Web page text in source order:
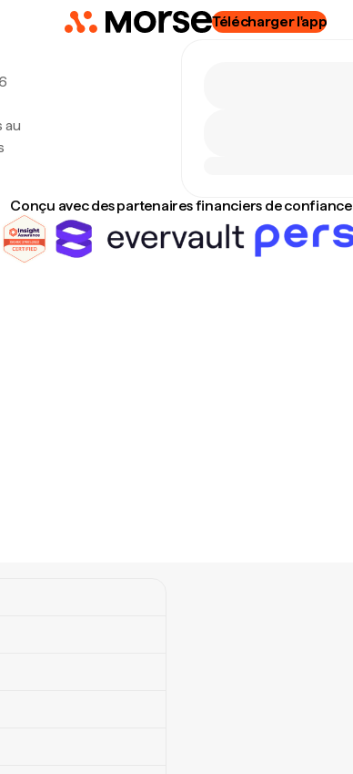
Télécharger l'app
au
Conçu avec des partenaires financiers de confiance